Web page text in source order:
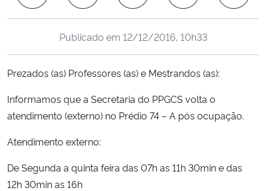
Ministério da Saúde
Ministério de Minas e Energia
Ministério da Ciência, Tecnologia, Inovações e Comunicações
Ministério do Meio Ambiente
Ministério do Desenvolvimento Regional
Publicado em 12/12/2016, 10h33
Prezados (as) Professores (as) e Mestrandos (as):
Informamos que a Secretaria do PPGCS volta o
atendimento (externo) no Prédio 74 – A pós ocupação.
Atendimento externo:
De Segunda a quinta feira das 07h as 11h 30min e das
12h 30min as 16h